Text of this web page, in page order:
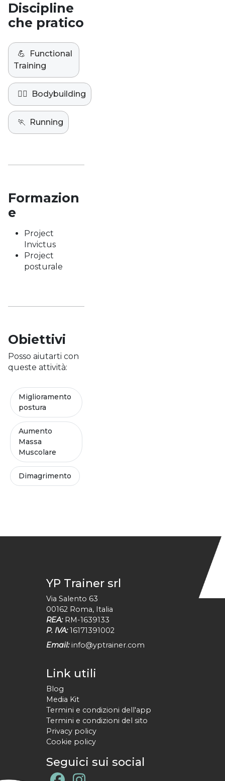
Discipline
che pratico
💪
Functional
Training
🏋️‍♀️ Bodybuilding
🏃 Running
Formazion
e
Project
Invictus
Project
posturale
Obiettivi
Posso aiutarti con
queste attività:
Miglioramento
postura
Aumento
Massa
Muscolare
Dimagrimento
YP Trainer srl
Via Salento 63
00162 Roma, Italia
REA: RM-1639133
P. IVA: 16171391002
Email: info@yptrainer.com
Link utili
Blog
Media Kit
Termini e condizioni dell'app
Termini e condizioni del sito
Privacy policy
Cookie policy
Seguici sui social